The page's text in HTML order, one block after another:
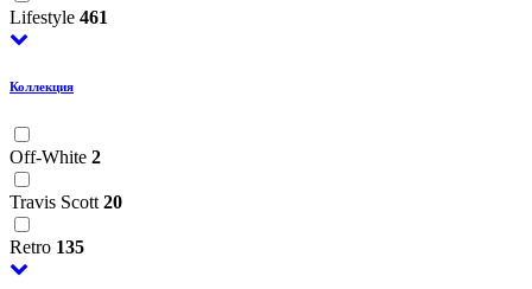
Lifestyle 461
Коллекция
Off-White 2
Travis Scott 20
Retro 135